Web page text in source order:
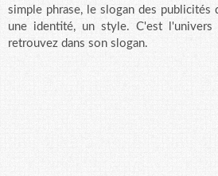
simple phrase, le slogan des publicités
une identité, un style. C'est
retrouvez dans son slogan.